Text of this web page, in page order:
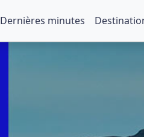
Dernières minutes